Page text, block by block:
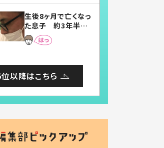
まらない」「幸せにな
れる」
生後8ヶ月で亡くなっ
た息子 約3年半
後、当時の妻の日記
に書いてあった本音
以降はこちら